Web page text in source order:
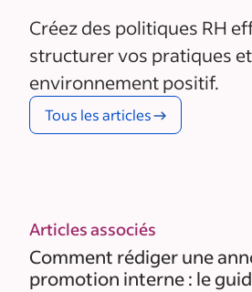
Créez des politiques RH
structurer vos pratiques
environnement positif.
Tous les articles
Articles associés
Comment rédiger une
promotion interne : le